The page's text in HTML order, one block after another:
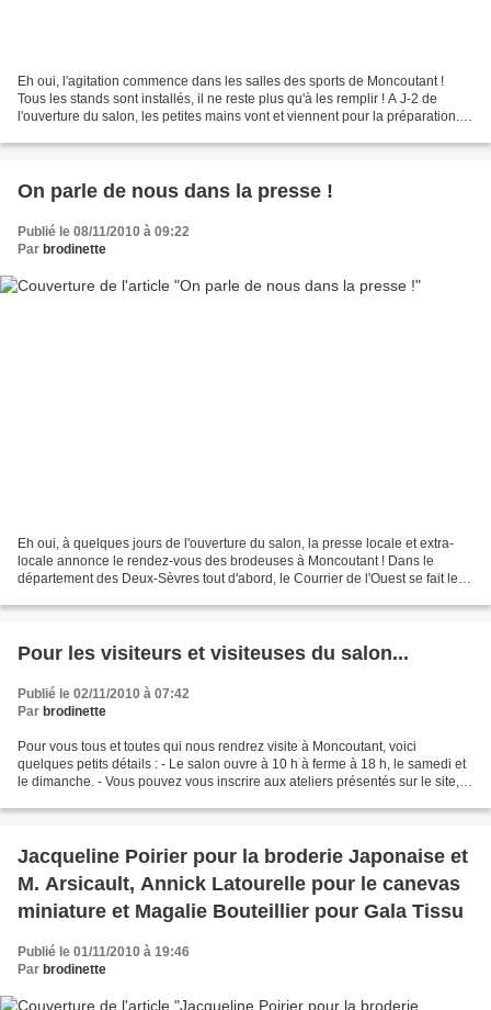
Eh oui, l'agitation commence dans les salles des sports de Moncoutant !
Tous les stands sont installés, il ne reste plus qu'à les remplir ! A J-2 de
l'ouverture du salon, les petites mains vont et viennent pour la préparation...
On parle de nous dans la presse !
Publié le 08/11/2010 à 09:22
Par brodinette
Eh oui, à quelques jours de l'ouverture du salon, la presse locale et extra-
locale annonce le rendez-vous des brodeuses à Moncoutant ! Dans le
département des Deux-Sèvres tout d'abord, le Courrier de l'Ouest se fait le
Pour les visiteurs et visiteuses du salon...
Publié le 02/11/2010 à 07:42
Par brodinette
Pour vous tous et toutes qui nous rendrez visite à Moncoutant, voici
quelques petits détails : - Le salon ouvre à 10 h à ferme à 18 h, le samedi et
le dimanche. - Vous pouvez vous inscrire aux ateliers présentés sur le site,
Jacqueline Poirier pour la broderie Japonaise et
M. Arsicault, Annick Latourelle pour le canevas
miniature et Magalie Bouteillier pour Gala Tissu
Publié le 01/11/2010 à 19:46
Par brodinette